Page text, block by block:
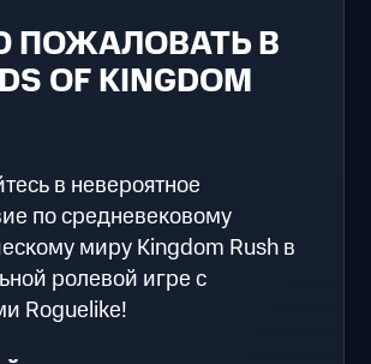
ПОЖАЛОВАТЬ В
OF KINGDOM
в невероятное
по средневековому
миру Kingdom Rush в
ролевой игре с
Roguelike!